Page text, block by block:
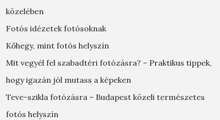
közelében
Fotós idézetek fotósoknak
Kőhegy, mint fotós helyszín
Mit vegyél fel szabadtéri fotózásra? – Praktikus tippek,
hogy igazán jól mutass a képeken
Teve-szikla fotózásra – Budapest közeli természetes
fotós helyszín